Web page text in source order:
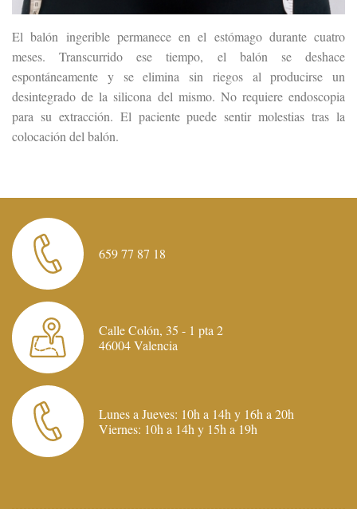
El balón ingerible permanece en el estómago durante cuatro
meses. Transcurrido ese tiempo, el balón se deshace
espontáneamente y se elimina sin riegos al producirse un
desintegrado de la silicona del mismo. No requiere endoscopia
para su extracción. El paciente puede sentir molestias tras la
colocación del balón.
659 77 87 18
Calle Colón, 35 - 1 pta 2
46004 Valencia
Lunes a Jueves: 10h a 14h y 16h a 20h
Viernes: 10h a 14h y 15h a 19h